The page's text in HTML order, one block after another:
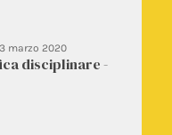
marzo 2020
disciplinare -